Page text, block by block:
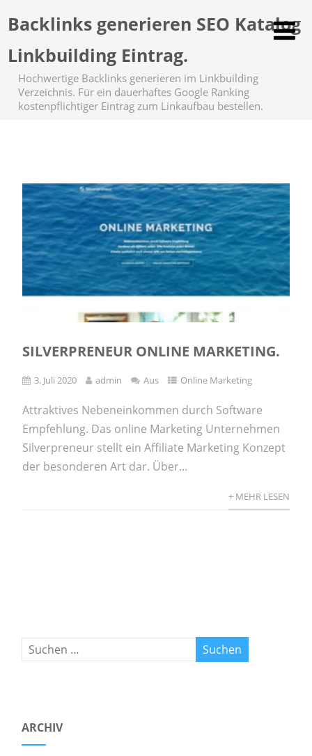
Backlinks generieren SEO Katalog
Linkbuilding Eintrag.
Hochwertige Backlinks generieren im Linkbuilding
Verzeichnis. Für ein dauerhaftes Google Ranking
kostenpflichtiger Eintrag zum Linkaufbau bestellen.
SILVERPRENEUR ONLINE MARKETING.
3. Juli 2020 admin Aus Online Marketing
Attraktives Nebeneinkommen durch Software
Empfehlung. Das online Marketing Unternehmen
Silverpreneur stellt ein Affiliate Marketing Konzept
der besonderen Art dar. Über...
+ MEHR LESEN
ARCHIV